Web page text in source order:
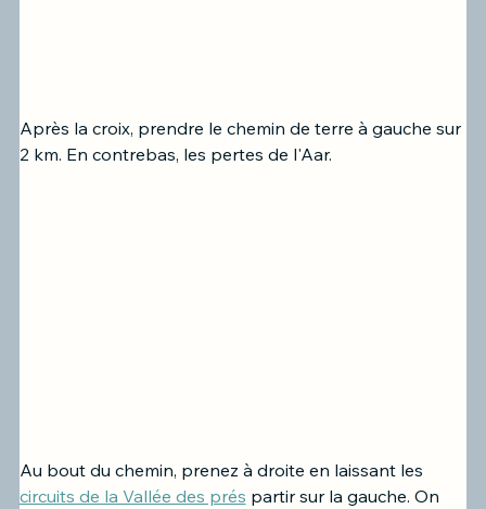
Après la croix, prendre le chemin de terre à gauche sur
2 km. En contrebas, les pertes de l'Aar.
Au bout du chemin, prenez à droite en laissant les
circuits de la Vallée des prés partir sur la gauche. On